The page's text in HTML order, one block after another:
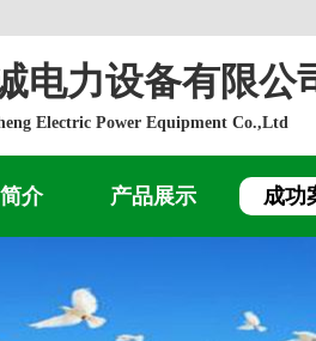
电力设备有限公
Electric Power Equipment Co.,Ltd
介 产品展示 成功